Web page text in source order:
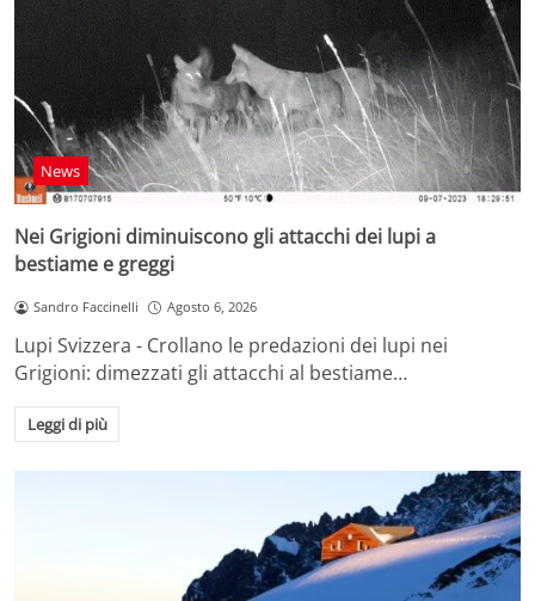
News
Nei Grigioni diminuiscono gli attacchi dei lupi a
bestiame e greggi
Sandro Faccinelli Agosto 6, 2026
Lupi Svizzera - Crollano le predazioni dei lupi nei
Grigioni: dimezzati gli attacchi al bestiame…
Leggi di più